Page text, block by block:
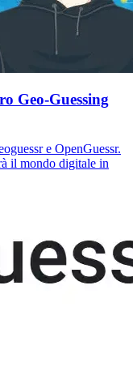
Geo-Guessing
e OpenGuessr.
il mondo digitale in